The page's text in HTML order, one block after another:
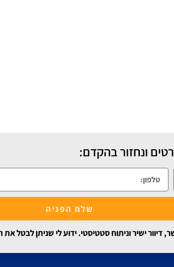
ונחזור בהקדם:
ישיר וניתוח סטטיסטי. ידוע לי שניתן לבטל
שלח הפניה